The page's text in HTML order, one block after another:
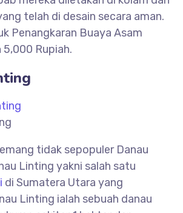
telah di desain secara aman.
Penangkaran Buaya Asam
5,000 Rupiah.
tidak sepopuler Danau
Linting yakni salah satu
di Sumatera Utara yang
Linting ialah sebuah danau